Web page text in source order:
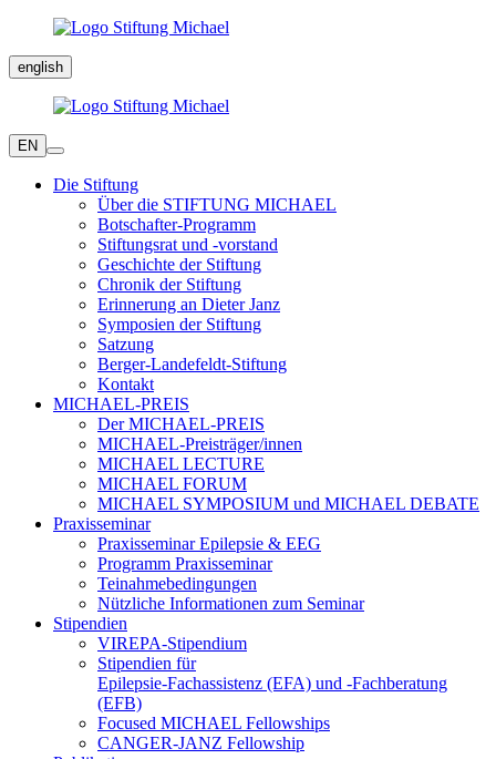
english
EN
Die Stiftung
Über die STIFTUNG MICHAEL
Botschafter-Programm
Stiftungsrat und -vorstand
Geschichte der Stiftung
Chronik der Stiftung
Erinnerung an Dieter Janz
Symposien der Stiftung
Satzung
Berger-Landefeldt-Stiftung
Kontakt
MICHAEL-PREIS
Der MICHAEL-PREIS
MICHAEL-Preisträger/innen
MICHAEL LECTURE
MICHAEL FORUM
MICHAEL SYMPOSIUM und MICHAEL DEBATE
Praxisseminar
Praxisseminar Epilepsie & EEG
Programm Praxisseminar
Teinahmebedingungen
Nützliche Informationen zum Seminar
Stipendien
VIREPA-Stipendium
Stipendien für
Epilepsie-Fachassistenz (EFA) und -Fachberatung
(EFB)
Focused MICHAEL Fellowships
CANGER-JANZ Fellowship